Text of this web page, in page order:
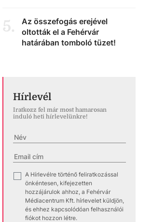
5.
Az összefogás erejével
oltották el a Fehérvár
határában tomboló tüzet!
Hírlevél
Iratkozz fel már most hamarosan
induló heti hírlevelünkre!
A Hírlevélre történő feliratkozással
önkéntesen, kifejezetten
hozzájárulok ahhoz, a Fehérvár
Médiacentrum Kft. hírlevelet küldjön,
és ehhez kapcsolódóan felhasználói
fiókot hozzon létre.